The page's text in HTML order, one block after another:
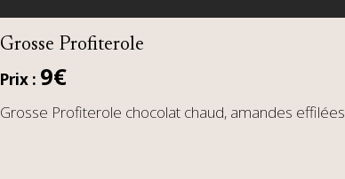
Grosse Profiterole
Prix : 9€
Grosse Profiterole chocolat chaud, amandes effilées